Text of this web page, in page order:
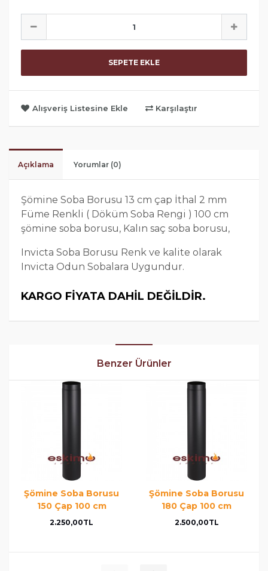
SEPETE EKLE
Alışveriş Listesine Ekle Karşılaştır
Açıklama Yorumlar (0)
Şömine Soba Borusu 13 cm çap İthal 2 mm
Füme Renkli ( Döküm Soba Rengi ) 100 cm
şömine soba borusu, Kalın saç soba borusu,
Invicta Soba Borusu Renk ve kalite olarak
Invicta Odun Sobalara Uygundur.
KARGO FİYATA DAHİL DEĞİLDİR.
Benzer Ürünler
Şömine Soba Borusu
150 Çap 100 cm
2.250,00TL
Şömine Soba Borusu
180 Çap 100 cm
2.500,00TL